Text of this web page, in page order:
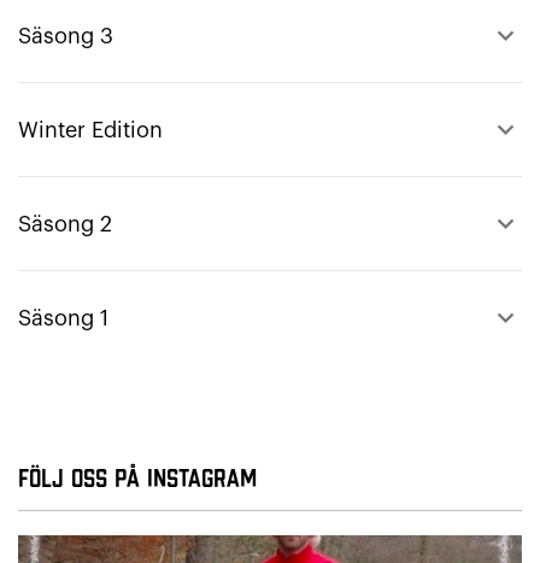
Säsong 3 keyboard_arrow_up
Winter Edition keyboard_arrow_up
Säsong 2 keyboard_arrow_up
Säsong 1 keyboard_arrow_up
Följ oss på Instagram